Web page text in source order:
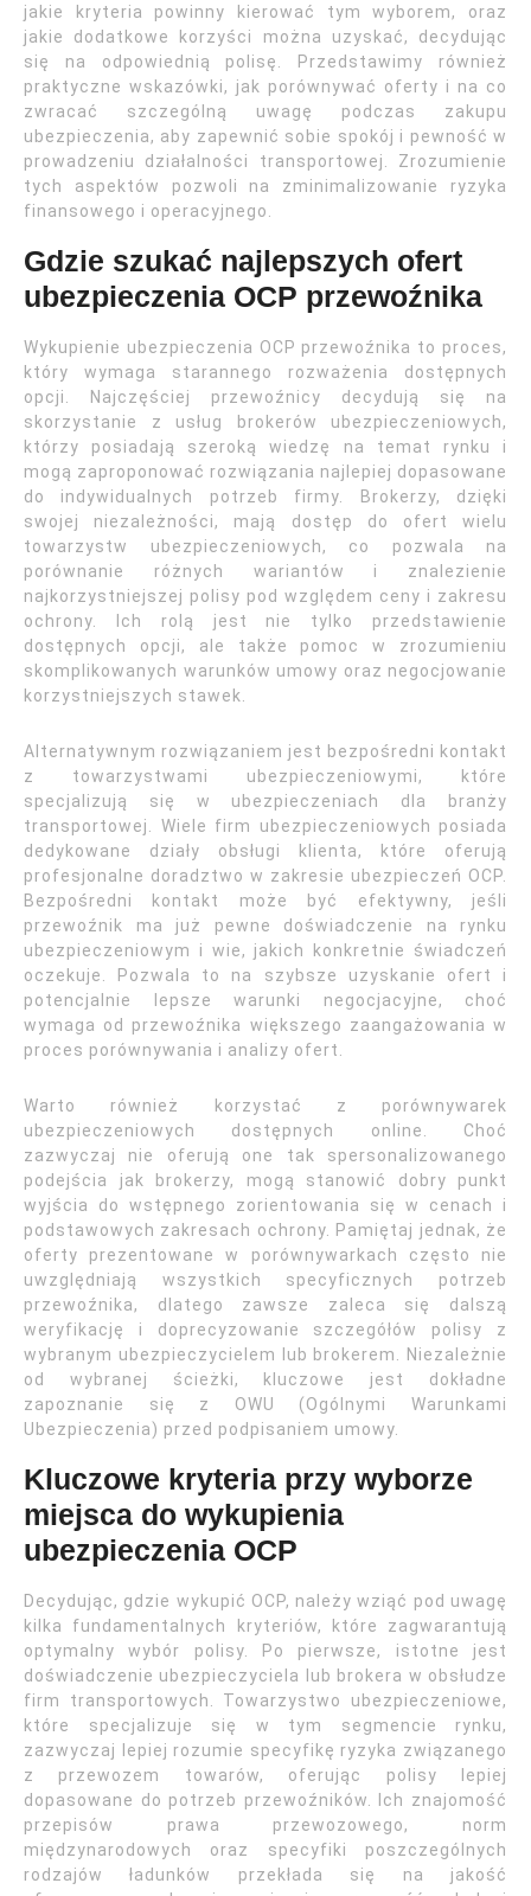
jakie kryteria powinny kierować tym wyborem, oraz
jakie dodatkowe korzyści można uzyskać, decydując
się na odpowiednią polisę. Przedstawimy również
praktyczne wskazówki, jak porównywać oferty i na co
zwracać szczególną uwagę podczas zakupu
ubezpieczenia, aby zapewnić sobie spokój i pewność w
prowadzeniu działalności transportowej. Zrozumienie
tych aspektów pozwoli na zminimalizowanie ryzyka
finansowego i operacyjnego.
Gdzie szukać najlepszych ofert
ubezpieczenia OCP przewoźnika
Wykupienie ubezpieczenia OCP przewoźnika to proces,
który wymaga starannego rozważenia dostępnych
opcji. Najczęściej przewoźnicy decydują się na
skorzystanie z usług brokerów ubezpieczeniowych,
którzy posiadają szeroką wiedzę na temat rynku i
mogą zaproponować rozwiązania najlepiej dopasowane
do indywidualnych potrzeb firmy. Brokerzy, dzięki
swojej niezależności, mają dostęp do ofert wielu
towarzystw ubezpieczeniowych, co pozwala na
porównanie różnych wariantów i znalezienie
najkorzystniejszej polisy pod względem ceny i zakresu
ochrony. Ich rolą jest nie tylko przedstawienie
dostępnych opcji, ale także pomoc w zrozumieniu
skomplikowanych warunków umowy oraz negocjowanie
korzystniejszych stawek.
Alternatywnym rozwiązaniem jest bezpośredni kontakt
z towarzystwami ubezpieczeniowymi, które
specjalizują się w ubezpieczeniach dla branży
transportowej. Wiele firm ubezpieczeniowych posiada
dedykowane działy obsługi klienta, które oferują
profesjonalne doradztwo w zakresie ubezpieczeń OCP.
Bezpośredni kontakt może być efektywny, jeśli
przewoźnik ma już pewne doświadczenie na rynku
ubezpieczeniowym i wie, jakich konkretnie świadczeń
oczekuje. Pozwala to na szybsze uzyskanie ofert i
potencjalnie lepsze warunki negocjacyjne, choć
wymaga od przewoźnika większego zaangażowania w
proces porównywania i analizy ofert.
Warto również korzystać z porównywarek
ubezpieczeniowych dostępnych online. Choć
zazwyczaj nie oferują one tak spersonalizowanego
podejścia jak brokerzy, mogą stanowić dobry punkt
wyjścia do wstępnego zorientowania się w cenach i
podstawowych zakresach ochrony. Pamiętaj jednak, że
oferty prezentowane w porównywarkach często nie
uwzględniają wszystkich specyficznych potrzeb
przewoźnika, dlatego zawsze zaleca się dalszą
weryfikację i doprecyzowanie szczegółów polisy z
wybranym ubezpieczycielem lub brokerem. Niezależnie
od wybranej ścieżki, kluczowe jest dokładne
zapoznanie się z OWU (Ogólnymi Warunkami
Ubezpieczenia) przed podpisaniem umowy.
Kluczowe kryteria przy wyborze
miejsca do wykupienia
ubezpieczenia OCP
Decydując, gdzie wykupić OCP, należy wziąć pod uwagę
kilka fundamentalnych kryteriów, które zagwarantują
optymalny wybór polisy. Po pierwsze, istotne jest
doświadczenie ubezpieczyciela lub brokera w obsłudze
firm transportowych. Towarzystwo ubezpieczeniowe,
które specjalizuje się w tym segmencie rynku,
zazwyczaj lepiej rozumie specyfikę ryzyka związanego
z przewozem towarów, oferując polisy lepiej
dopasowane do potrzeb przewoźników. Ich znajomość
przepisów prawa przewozowego, norm
międzynarodowych oraz specyfiki poszczególnych
rodzajów ładunków przekłada się na jakość